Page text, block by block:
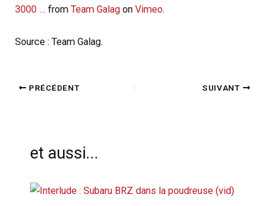
3000 … fromTeam Galag onVimeo.
Source : Team Galag.
PRÉCÉDENT SUIVANT
et aussi...